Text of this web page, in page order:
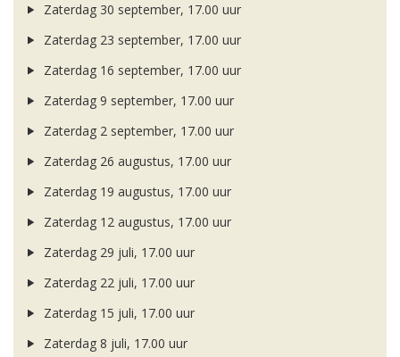
Zaterdag 30 september, 17.00 uur
Zaterdag 23 september, 17.00 uur
Zaterdag 16 september, 17.00 uur
Zaterdag 9 september, 17.00 uur
Zaterdag 2 september, 17.00 uur
Zaterdag 26 augustus, 17.00 uur
Zaterdag 19 augustus, 17.00 uur
Zaterdag 12 augustus, 17.00 uur
Zaterdag 29 juli, 17.00 uur
Zaterdag 22 juli, 17.00 uur
Zaterdag 15 juli, 17.00 uur
Zaterdag 8 juli, 17.00 uur